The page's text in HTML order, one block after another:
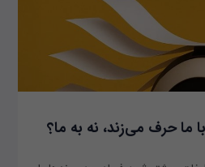
ما حرف می‌زند، نه به ما؟